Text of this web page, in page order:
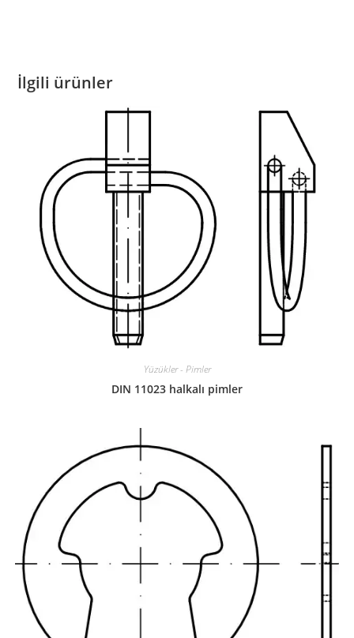
İlgili ürünler
Yüzükler - Pimler
DIN 11023 halkalı pimler